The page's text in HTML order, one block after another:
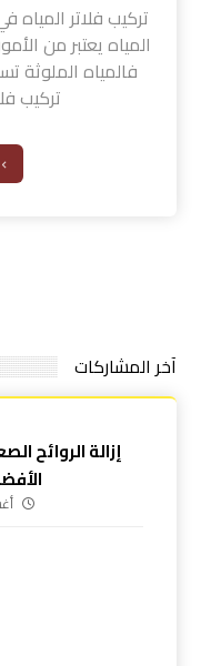
تركيب فلاتر المياه
المياه يعتبر من
فالمياه الملوثة
تركيب
آخر المشاركات
إزالة الروائح